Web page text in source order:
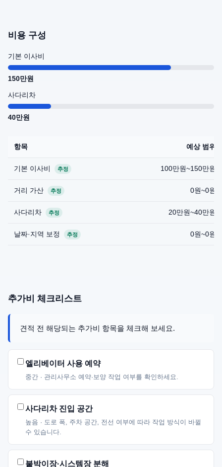
비용 구성
기본 이사비
150만원
사다리차
40만원
항목 예상 범위
기본 이사비 추정 100만원~150만원
거리 가산 추정 0원~0원
사다리차 추정 20만원~40만원
날짜·지역 보정 추정 0원~0원
추가비 체크리스트
견적 전 해당되는 추가비 항목을 체크해 보세요.
엘리베이터 사용 예약
중간 · 관리사무소 예약·보양 작업 여부를 확인하세요.
사다리차 진입 공간
높음 · 도로 폭, 주차 공간, 전선 여부에 따라 작업 방식이 바뀔
수 있습니다.
붙박이장·시스템장 분해